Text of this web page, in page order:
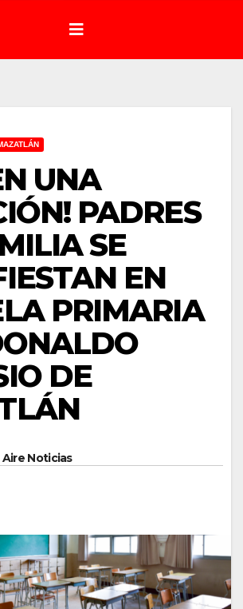
UNA
PADRES
SE
EN
PRIMARIA
DE
Aire Noticias